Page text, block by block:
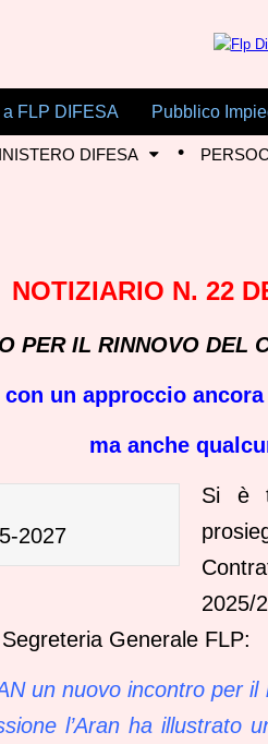
a FLP DIFESA Pubblico
DIFESA
NOTIZIARIO N. 22
PER IL RINNOVO DEL
con un approccio
ma anche
2027
Si è
2025/
Generale FLP:
un nuovo incontro per
l’Aran ha illustrato